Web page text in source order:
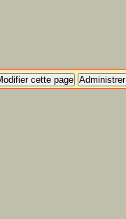
cette page Administrer